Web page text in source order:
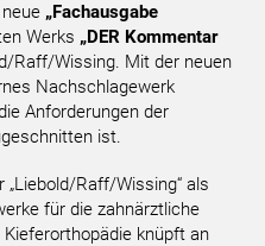
„Fachausgabe
Werks „DER Kommentar
Raff/Wissing. Mit der neuen
Nachschlagewerk
Anforderungen der
ist.
Raff/Wissing“ als
für die zahnärztliche
knüpft an